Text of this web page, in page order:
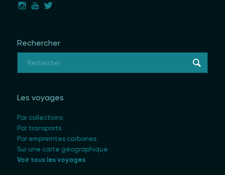
Rechercher
Les voyages
Par collections
Par transports
Par empreintes carbones
Sur une carte géographique
Voir tous les voyages